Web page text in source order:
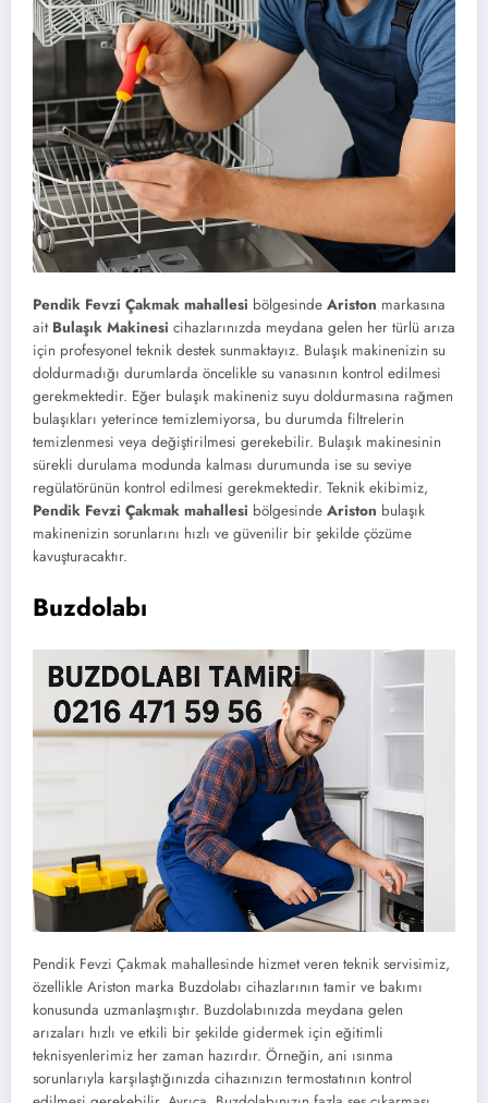
Pendik Fevzi Çakmak mahallesi bölgesinde Ariston markasına
ait Bulaşık Makinesi cihazlarınızda meydana gelen her türlü arıza
için profesyonel teknik destek sunmaktayız. Bulaşık makinenizin su
doldurmadığı durumlarda öncelikle su vanasının kontrol edilmesi
gerekmektedir. Eğer bulaşık makineniz suyu doldurmasına rağmen
bulaşıkları yeterince temizlemiyorsa, bu durumda filtrelerin
temizlenmesi veya değiştirilmesi gerekebilir. Bulaşık makinesinin
sürekli durulama modunda kalması durumunda ise su seviye
regülatörünün kontrol edilmesi gerekmektedir. Teknik ekibimiz,
Pendik Fevzi Çakmak mahallesi bölgesinde Ariston bulaşık
makinenizin sorunlarını hızlı ve güvenilir bir şekilde çözüme
kavuşturacaktır.
Buzdolabı
Pendik Fevzi Çakmak mahallesinde hizmet veren teknik servisimiz,
özellikle Ariston marka Buzdolabı cihazlarının tamir ve bakımı
konusunda uzmanlaşmıştır. Buzdolabınızda meydana gelen
arızaları hızlı ve etkili bir şekilde gidermek için eğitimli
teknisyenlerimiz her zaman hazırdır. Örneğin, ani ısınma
sorunlarıyla karşılaştığınızda cihazınızın termostatının kontrol